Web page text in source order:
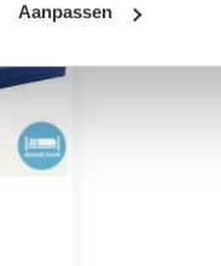
Aanpassen